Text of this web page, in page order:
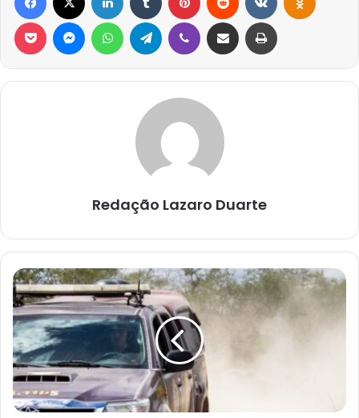
Pocket MessengerWhatsAppTelegram Viber Compartilhar via e-mail Imprimir
Redação Lazaro Duarte
PM
interrompe
sessão
de
tortura
e
resgata
vítima
no